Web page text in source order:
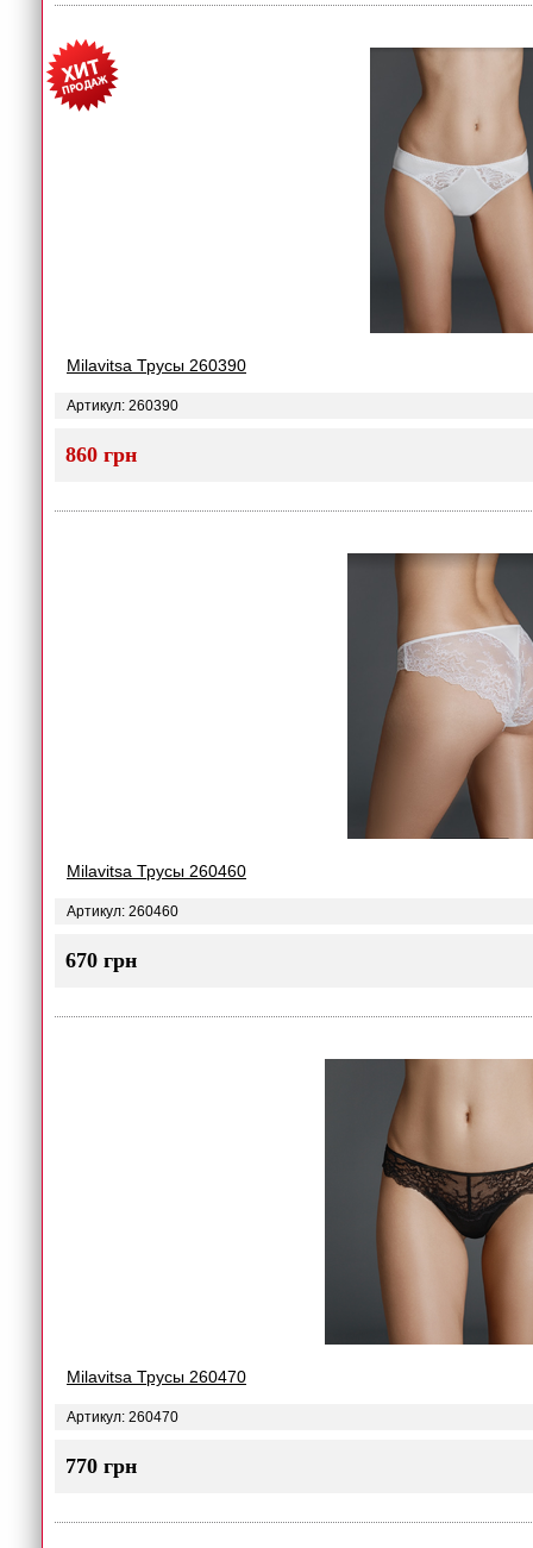
Milavitsa Трусы 260390
Артикул: 260390
860 грн
Milavitsa Трусы 260460
Артикул: 260460
670 грн
Milavitsa Трусы 260470
Артикул: 260470
770 грн